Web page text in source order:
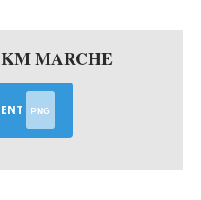
KM MARCHE
PNG